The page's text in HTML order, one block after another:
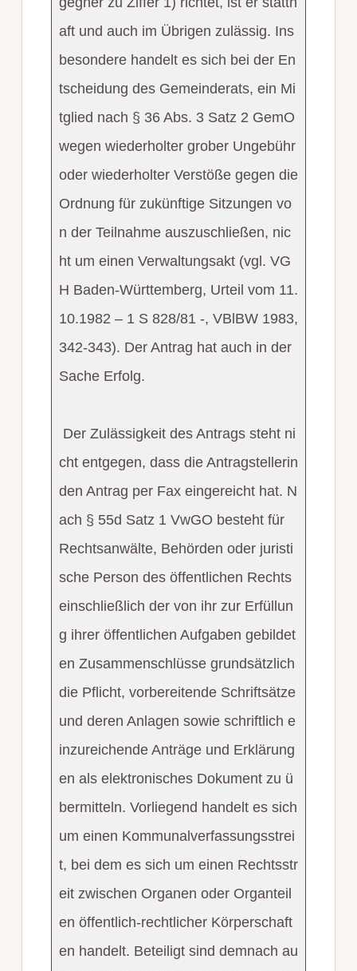
aft und auch im Übrigen zulässig. Ins
besondere handelt es sich bei der En
tscheidung des Gemeinderats, ein Mi
tglied nach § 36 Abs. 3 Satz 2 GemO
wegen wiederholter grober Ungebühr
oder wiederholter Verstöße gegen die
Ordnung für zukünftige Sitzungen vo
n der Teilnahme auszuschließen, nic
ht um einen Verwaltungsakt (vgl. VG
H Baden-Württemberg, Urteil vom 11.
10.1982 – 1 S 828/81 -, VBlBW 1983,
342-343). Der Antrag hat auch in der
Sache Erfolg.
Der Zulässigkeit des Antrags steht ni
cht entgegen, dass die Antragstellerin
den Antrag per Fax eingereicht hat. N
ach § 55d Satz 1 VwGO besteht für
Rechtsanwälte, Behörden oder juristi
sche Person des öffentlichen Rechts
einschließlich der von ihr zur Erfüllun
g ihrer öffentlichen Aufgaben gebildet
en Zusammenschlüsse grundsätzlich
die Pflicht, vorbereitende Schriftsätze
und deren Anlagen sowie schriftlich e
inzureichende Anträge und Erklärung
en als elektronisches Dokument zu ü
bermitteln. Vorliegend handelt es sich
um einen Kommunalverfassungsstrei
t, bei dem es sich um einen Rechtsstr
eit zwischen Organen oder Organteil
en öffentlich-rechtlicher Körperschaft
en handelt. Beteiligt sind demnach au